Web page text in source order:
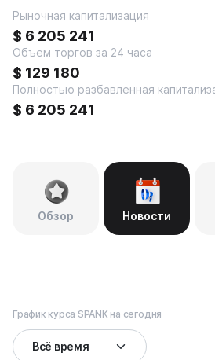
Рыночная капитализация
$ 6 205 241
Объем торгов за 24 часа
$ 129 180
Полностью разбавленная
$ 6 205 241
Обзор Новости
График курса SPANK на сегодня